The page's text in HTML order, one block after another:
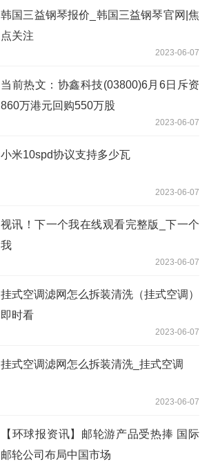
韩国三益钢琴报价_韩国三益钢琴官网|焦
点关注
2023-06-07
当前热文：协鑫科技(03800)6月6日斥资
860万港元回购550万股
2023-06-07
小米10spd协议支持多少瓦
2023-06-07
视讯！下一个我在线观看完整版_下一个
我
2023-06-07
挂式空调滤网怎么拆装清洗（挂式空调）
即时看
2023-06-07
挂式空调滤网怎么拆装清洗_挂式空调
2023-06-07
【环球报资讯】邮轮游产品受热捧 国际
邮轮公司布局中国市场